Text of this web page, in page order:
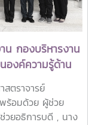
ก่าของ University
ระเทศฟิลิปปินส์
German
of Philosophy
of the
ะสบการณ์ทาง
หว่างประเทศในช่วง
น กองบริหารงาน
องค์ความรู้ด้าน
สมัยใหม่ และแลก
รปฎิบัติงาน
สตราจารย์
ร้อมด้วย ผู้ช่วย
วยอธิการบดี , นาง